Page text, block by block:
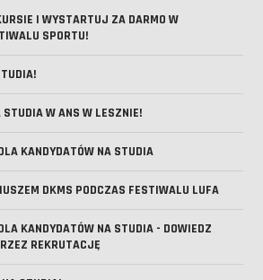
I WYSTARTUJ ZA DARMO W
SPORTU!
W ANS W LESZNIE!
KANDYDATÓW NA STUDIA
DKMS PODCZAS FESTIWALU LUFA
KANDYDATÓW NA STUDIA - DOWIEDZ
REKRUTACJĘ